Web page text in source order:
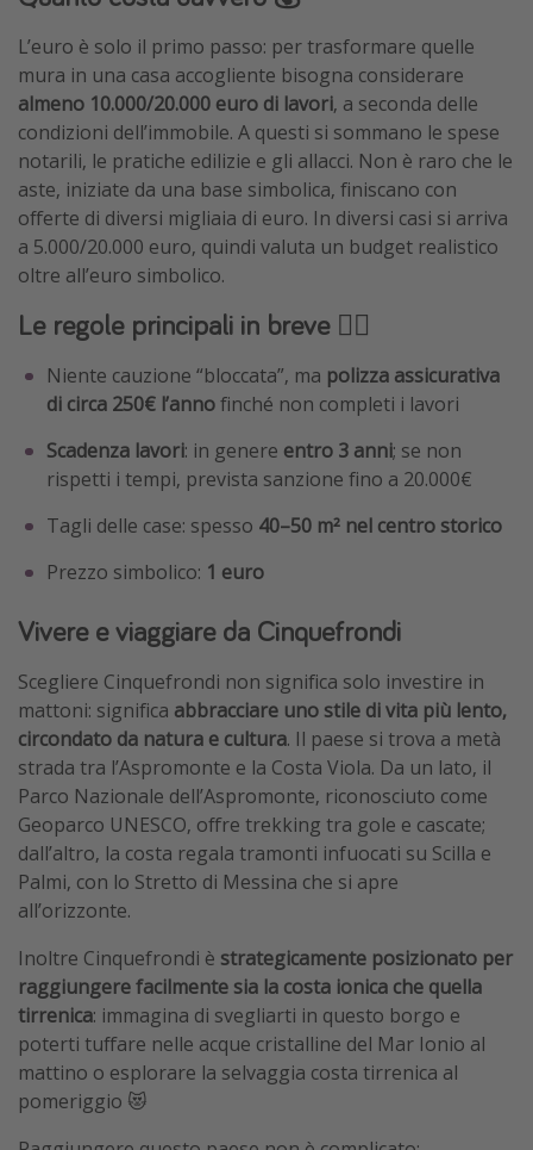
L’euro è solo il primo passo: per trasformare quelle
mura in una casa accogliente bisogna considerare
almeno 10.000/20.000 euro di lavori, a seconda delle
condizioni dell’immobile. A questi si sommano le spese
notarili, le pratiche edilizie e gli allacci. Non è raro che le
aste, iniziate da una base simbolica, finiscano con
offerte di diversi migliaia di euro. In diversi casi si arriva
a 5.000/20.000 euro, quindi valuta un budget realistico
oltre all’euro simbolico.
Le regole principali in breve 👇🏽
Niente cauzione “bloccata”, ma polizza assicurativa
di circa 250€ l’annofinché non completi i lavori
Scadenza lavori: in genere entro 3 anni; se non
rispetti i tempi, prevista sanzione fino a 20.000€
Tagli delle case: spesso 40–50 m² nel centro storico
Prezzo simbolico: 1 euro
Vivere e viaggiare da Cinquefrondi
Scegliere Cinquefrondi non significa solo investire in
mattoni: significa abbracciare uno stile di vita più lento,
circondato da natura e cultura. Il paese si trova a metà
strada tra l’Aspromonte e la Costa Viola. Da un lato, il
Parco Nazionale dell’Aspromonte, riconosciuto come
Geoparco UNESCO, offre trekking tra gole e cascate;
dall’altro, la costa regala tramonti infuocati su Scilla e
Palmi, con lo Stretto di Messina che si apre
all’orizzonte.
Inoltre Cinquefrondi è strategicamente posizionato per
raggiungere facilmente sia la costa ionica che quella
tirrenica: immagina di svegliarti in questo borgo e
poterti tuffare nelle acque cristalline del Mar Ionio al
mattino o esplorare la selvaggia costa tirrenica al
pomeriggio 😻